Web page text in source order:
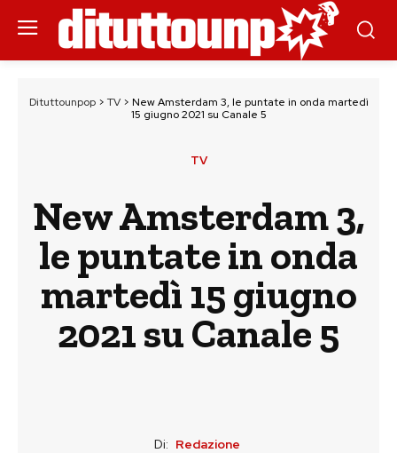
Dituttounpop> TV> New Amsterdam 3, le puntate in onda martedì
15 giugno 2021 su Canale 5
TV
New Amsterdam 3,
le puntate in onda
martedì 15 giugno
2021 su Canale 5
Di: Redazione